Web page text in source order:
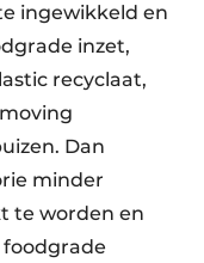
ingewikkeld en
inzet,
recyclaat,
Dan
minder
te worden en